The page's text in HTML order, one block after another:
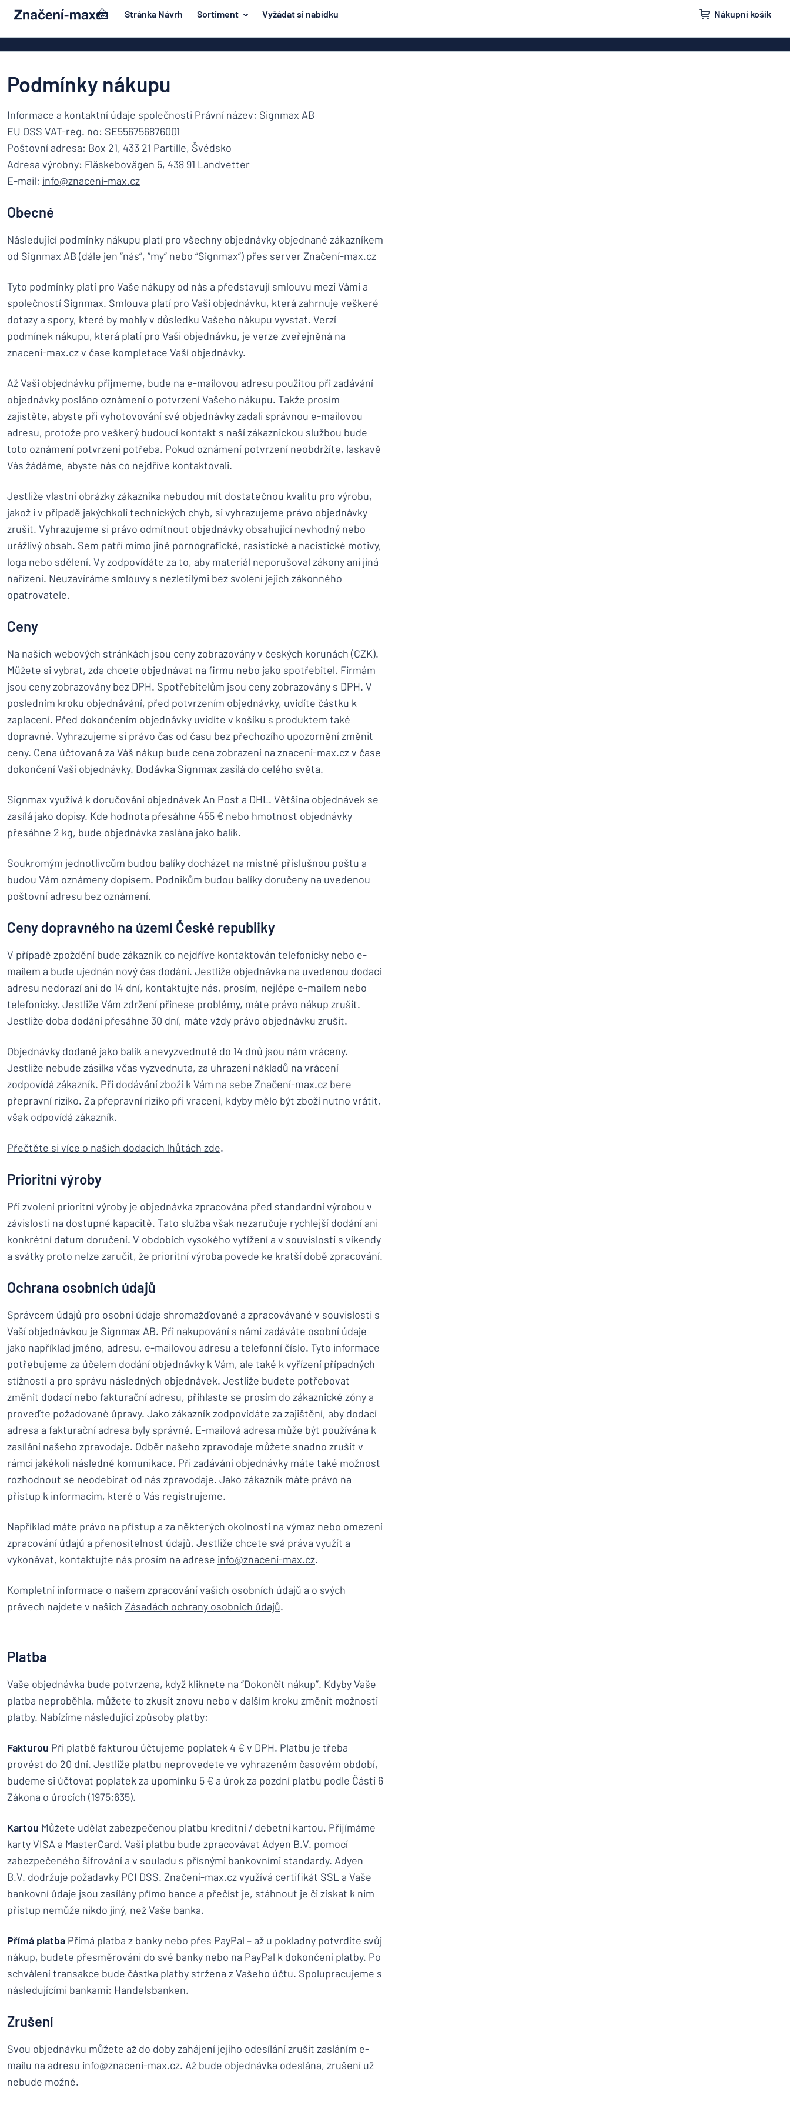
hlavní obsah Stránka Návrh Sortiment Vyžádat si nabídku Nákupní košík
Dum a domácnost
Doprava a vozidla
Jmenovky
Dekály
Značení o domácích zvířatech
Dětské značení
Dřevěné značení
Hliníkové značení
Transparenty
Nenacházíte, co hledáte?
Nejpopulárnější
Materiál
Dvěře
poštovní
schránka
Dum
a
Jmenovky
Vyžádat
si
nabídku
Přihlášení
Služby
Jednotlivec / Podnik
nabídku
navrhovat
Podmínky nákupu
Informace a kontaktní údaje společnosti Právní název: Signmax AB
EU OSS VAT-reg. no: SE556756876001
Poštovní adresa: Box 21, 433 21 Partille, Švédsko
Adresa výrobny: Fläskebovägen 5, 438 91 Landvetter
E-mail: info@znaceni-max.cz
Obecné
Následující podmínky nákupu platí pro všechny objednávky objednané zákazníkem
od Signmax AB (dále jen “nás”, “my” nebo “Signmax”) přes server Značení-max.cz
Tyto podmínky platí pro Vaše nákupy od nás a představují smlouvu mezi Vámi a
společností Signmax. Smlouva platí pro Vaši objednávku, která zahrnuje veškeré
dotazy a spory, které by mohly v důsledku Vašeho nákupu vyvstat. Verzí
podmínek nákupu, která platí pro Vaši objednávku, je verze zveřejněná na
znaceni-max.cz v čase kompletace Vaší objednávky.
Až Vaši objednávku přijmeme, bude na e-mailovou adresu použitou při zadávání
objednávky posláno oznámení o potvrzení Vašeho nákupu. Takže prosím
zajistěte, abyste při vyhotovování své objednávky zadali správnou e-mailovou
adresu, protože pro veškerý budoucí kontakt s naší zákaznickou službou bude
toto oznámení potvrzení potřeba. Pokud oznámení potvrzení neobdržíte, laskavě
Vás žádáme, abyste nás co nejdříve kontaktovali.
Jestliže vlastní obrázky zákazníka nebudou mít dostatečnou kvalitu pro výrobu,
jakož i v případě jakýchkoli technických chyb, si vyhrazujeme právo objednávky
zrušit. Vyhrazujeme si právo odmítnout objednávky obsahující nevhodný nebo
urážlivý obsah. Sem patří mimo jiné pornografické, rasistické a nacistické motivy,
loga nebo sdělení. Vy zodpovídáte za to, aby materiál neporušoval zákony ani jiná
nařízení. Neuzavíráme smlouvy s nezletilými bez svolení jejich zákonného
opatrovatele.
Ceny
Na našich webových stránkách jsou ceny zobrazovány v českých korunách (CZK).
Můžete si vybrat, zda chcete objednávat na firmu nebo jako spotřebitel. Firmám
jsou ceny zobrazovány bez DPH. Spotřebitelům jsou ceny zobrazovány s DPH. V
posledním kroku objednávání, před potvrzením objednávky, uvidíte částku k
zaplacení. Před dokončením objednávky uvidíte v košíku s produktem také
dopravné. Vyhrazujeme si právo čas od času bez přechozího upozornění změnit
ceny. Cena účtovaná za Váš nákup bude cena zobrazení na znaceni-max.cz v čase
dokončení Vaší objednávky. Dodávka Signmax zasílá do celého světa.
Signmax využívá k doručování objednávek An Post a DHL. Většina objednávek se
zasílá jako dopisy. Kde hodnota přesáhne 455 € nebo hmotnost objednávky
přesáhne 2 kg, bude objednávka zaslána jako balík.
Soukromým jednotlivcům budou balíky docházet na místně příslušnou poštu a
budou Vám oznámeny dopisem. Podnikům budou balíky doručeny na uvedenou
poštovní adresu bez oznámení.
Ceny dopravného na území České republiky
V případě zpoždění bude zákazník co nejdříve kontaktován telefonicky nebo e-
mailem a bude ujednán nový čas dodání. Jestliže objednávka na uvedenou dodací
adresu nedorazí ani do 14 dní, kontaktujte nás, prosím, nejlépe e-mailem nebo
telefonicky. Jestliže Vám zdržení přinese problémy, máte právo nákup zrušit.
Jestliže doba dodání přesáhne 30 dní, máte vždy právo objednávku zrušit.
Objednávky dodané jako balík a nevyzvednuté do 14 dnů jsou nám vráceny.
Jestliže nebude zásilka včas vyzvednuta, za uhrazení nákladů na vrácení
zodpovídá zákazník. Při dodávání zboží k Vám na sebe Značení-max.cz bere
přepravní riziko. Za přepravní riziko při vracení, kdyby mělo být zboží nutno vrátit,
však odpovídá zákazník.
Přečtěte si více o našich dodacích lhůtách zde.
Prioritní výroby
Při zvolení prioritní výroby je objednávka zpracována před standardní výrobou v
závislosti na dostupné kapacitě. Tato služba však nezaručuje rychlejší dodání ani
konkrétní datum doručení. V obdobích vysokého vytížení a v souvislosti s víkendy
a svátky proto nelze zaručit, že prioritní výroba povede ke kratší době zpracování.
Ochrana osobních údajů
Správcem údajů pro osobní údaje shromažďované a zpracovávané v souvislosti s
Vaší objednávkou je Signmax AB. Při nakupování s námi zadáváte osobní údaje
jako například jméno, adresu, e-mailovou adresu a telefonní číslo. Tyto informace
potřebujeme za účelem dodání objednávky k Vám, ale také k vyřízení případných
stížností a pro správu následných objednávek. Jestliže budete potřebovat
změnit dodací nebo fakturační adresu, přihlaste se prosím do zákaznické zóny a
proveďte požadované úpravy. Jako zákazník zodpovídáte za zajištění, aby dodací
adresa a fakturační adresa byly správné. E-mailová adresa může být používána k
zasílání našeho zpravodaje. Odběr našeho zpravodaje můžete snadno zrušit v
rámci jakékoli následné komunikace. Při zadávání objednávky máte také možnost
rozhodnout se neodebírat od nás zpravodaje. Jako zákazník máte právo na
přístup k informacím, které o Vás registrujeme.
Například máte právo na přístup a za některých okolností na výmaz nebo omezení
zpracování údajů a přenositelnost údajů. Jestliže chcete svá práva využít a
vykonávat, kontaktujte nás prosím na adrese info@znaceni-max.cz.
Kompletní informace o našem zpracování vašich osobních údajů a o svých
právech najdete v našich Zásadách ochrany osobních údajů.
Platba
Vaše objednávka bude potvrzena, když kliknete na “Dokončit nákup”. Kdyby Vaše
platba neproběhla, můžete to zkusit znovu nebo v dalším kroku změnit možnosti
platby. Nabízíme následující způsoby platby:
Fakturou Při platbě fakturou účtujeme poplatek 4 € v DPH. Platbu je třeba
provést do 20 dní. Jestliže platbu neprovedete ve vyhrazeném časovém období,
budeme si účtovat poplatek za upomínku 5 € a úrok za pozdní platbu podle Části 6
Zákona o úrocích (1975:635).
Kartou Můžete udělat zabezpečenou platbu kreditní / debetní kartou. Přijímáme
karty VISA a MasterCard. Vaši platbu bude zpracovávat Adyen B.V. pomocí
zabezpečeného šifrování a v souladu s přísnými bankovními standardy. Adyen
B.V. dodržuje požadavky PCI DSS. Značení-max.cz využívá certifikát SSL a Vaše
bankovní údaje jsou zasílány přímo bance a přečíst je, stáhnout je či získat k nim
přístup nemůže nikdo jiný, než Vaše banka.
Přímá platba Přímá platba z banky nebo přes PayPal – až u pokladny potvrdíte svůj
nákup, budete přesměrováni do své banky nebo na PayPal k dokončení platby. Po
schválení transakce bude částka platby stržena z Vašeho účtu. Spolupracujeme s
následujícími bankami: Handelsbanken.
Zrušení
Svou objednávku můžete až do doby zahájení jejího odesílání zrušit zasláním e-
mailu na adresu info@znaceni-max.cz. Až bude objednávka odeslána, zrušení už
nebude možné.